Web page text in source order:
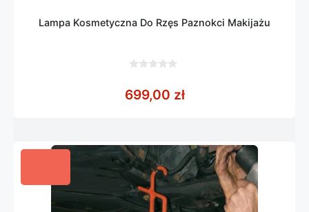
Lampa Kosmetyczna Do Rzęs Paznokci Makijażu
5
699,00 zł